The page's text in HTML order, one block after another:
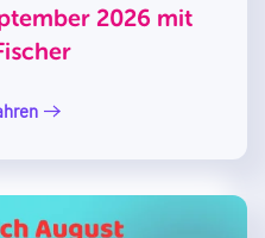
2026 mit